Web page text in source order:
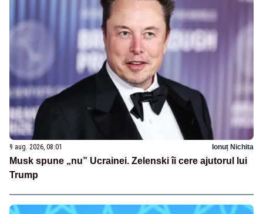
9 aug. 2026, 08:01 Ionuț Nichita
Musk spune „nu” Ucrainei. Zelenski îi cere ajutorul lui
Trump